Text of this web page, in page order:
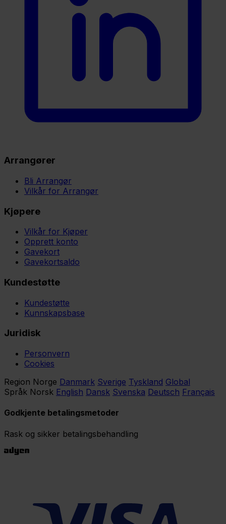
Arrangører
Bli Arrangør
Vilkår for Arrangør
Kjøpere
Vilkår for Kjøper
Opprett konto
Gavekort
Gavekortsaldo
Kundestøtte
Kundestøtte
Kunnskapsbase
Juridisk
Personvern
Cookies
Region Norge Danmark Sverige Tyskland Global
Språk Norsk English Dansk Svenska Deutsch Français
Godkjente betalingsmetoder
Rask og sikker betalingsbehandling